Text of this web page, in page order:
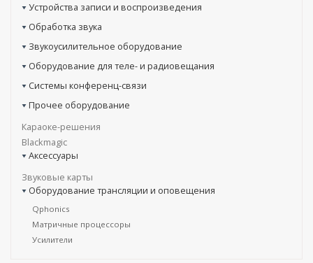
Устройства записи и воспроизведения
Обработка звука
Звукоусилительное оборудование
Оборудование для теле- и радиовещания
Системы конференц-связи
Прочее оборудование
Караоке-решения
Blackmagic
Аксессуары
Звуковые карты
Оборудование трансляции и оповещения
Qphonics
Матричные процессоры
Усилители